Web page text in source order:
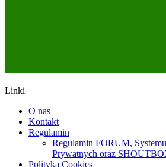
Linki
O nas
Kontakt
Regulamin
Regulamin FORUM,
Prywatnych oraz
Polityka Cookies